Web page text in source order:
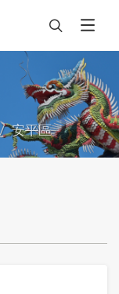
安平區